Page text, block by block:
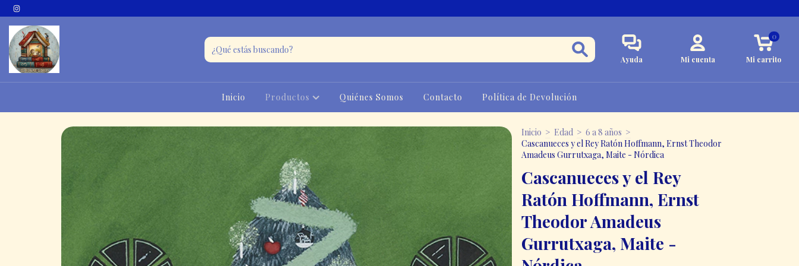
Ayuda Mi cuenta Mi carrito
0
Inicio Productos Quiénes Somos Contacto Política de Devolución
Inicio > Edad > 6 a 8 años >
Cascanueces y el Rey Ratón Hoffmann, Ernst Theodor
Amadeus Gurrutxaga, Maite - Nórdica
Cascanueces y el Rey
Ratón Hoffmann, Ernst
Theodor Amadeus
Gurrutxaga, Maite -